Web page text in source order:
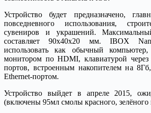
Устройство будет предназначено,
повседневного использования,
сувениров и украшений.
составляет 90x40x20 мм. IBOX
использовать как обычный
монитором по HDMI, клавиатурой
портов, встроенным накопителем на
Ethernet-портом.
Устройство выйдет в апреле 2015,
(включены 95мл смолы красного, зелёного